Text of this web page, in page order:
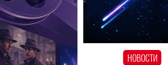
НОВОСТИ